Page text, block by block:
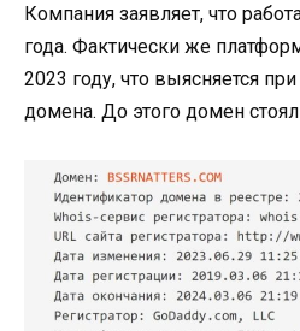
Компания заявляет, что
года. Фактически же
2023 году, что выясняется
домена. До этого домен